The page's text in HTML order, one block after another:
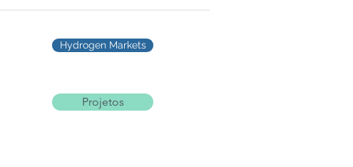
Hydrogen Markets
Projetos